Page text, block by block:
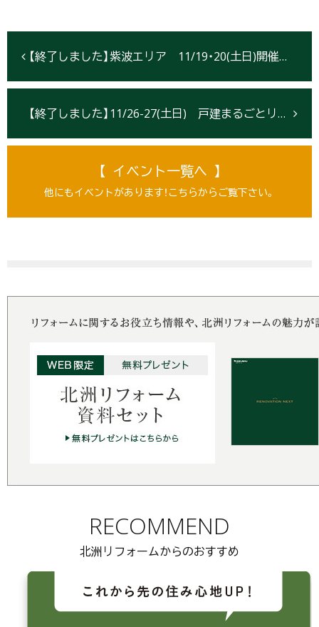
【終了しました】紫波エリア 11/19・20(土日)開催！『リフォーム・リノベーション完成見学会』【盛岡】
【終了しました】11/26-27(土日) 戸建まるごとリノベーション展示場『構造見学会』開催【北上市大堤西エリア】
【 イベント一覧へ 】
他にもイベントがあります！こちらからご覧下さい。
RECOMMEND
北洲リフォームからのおすすめ